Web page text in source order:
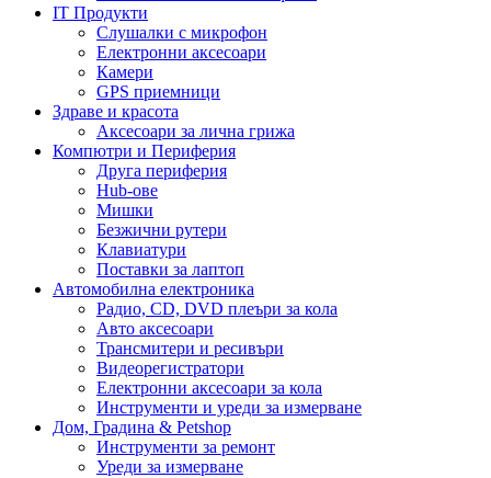
IT Продукти
Слушалки с микрофон
Електронни аксесоари
Камери
GPS приемници
Здраве и красота
Аксесоари за лична грижа
Компютри и Периферия
Друга периферия
Hub-ове
Мишки
Безжични рутери
Клавиатури
Поставки за лаптоп
Автомобилна електроника
Радио, CD, DVD плеъри за кола
Авто аксесоари
Трансмитери и ресивъри
Видеорегистратори
Електронни аксесоари за кола
Инструменти и уреди за измерване
Дом, Градина & Petshop
Инструменти за ремонт
Уреди за измерване